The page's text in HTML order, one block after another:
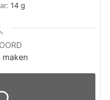
14 g
maken